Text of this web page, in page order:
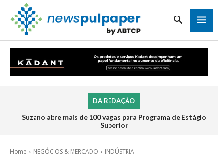
DA REDAÇÃO
Suzano abre mais de 100 vagas para Programa de Estágio
Superior
Home NEGÓCIOS & MERCADO INDÚSTRIA